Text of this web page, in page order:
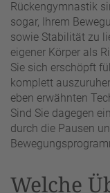
Rückengymnastik
sogar, Ihrem
sowie Stabilität zu
eigener Körper als
Sie sich erschöpft
komplett
eben erwähnten
Sind Sie dagegen
durch die Pausen
Welche